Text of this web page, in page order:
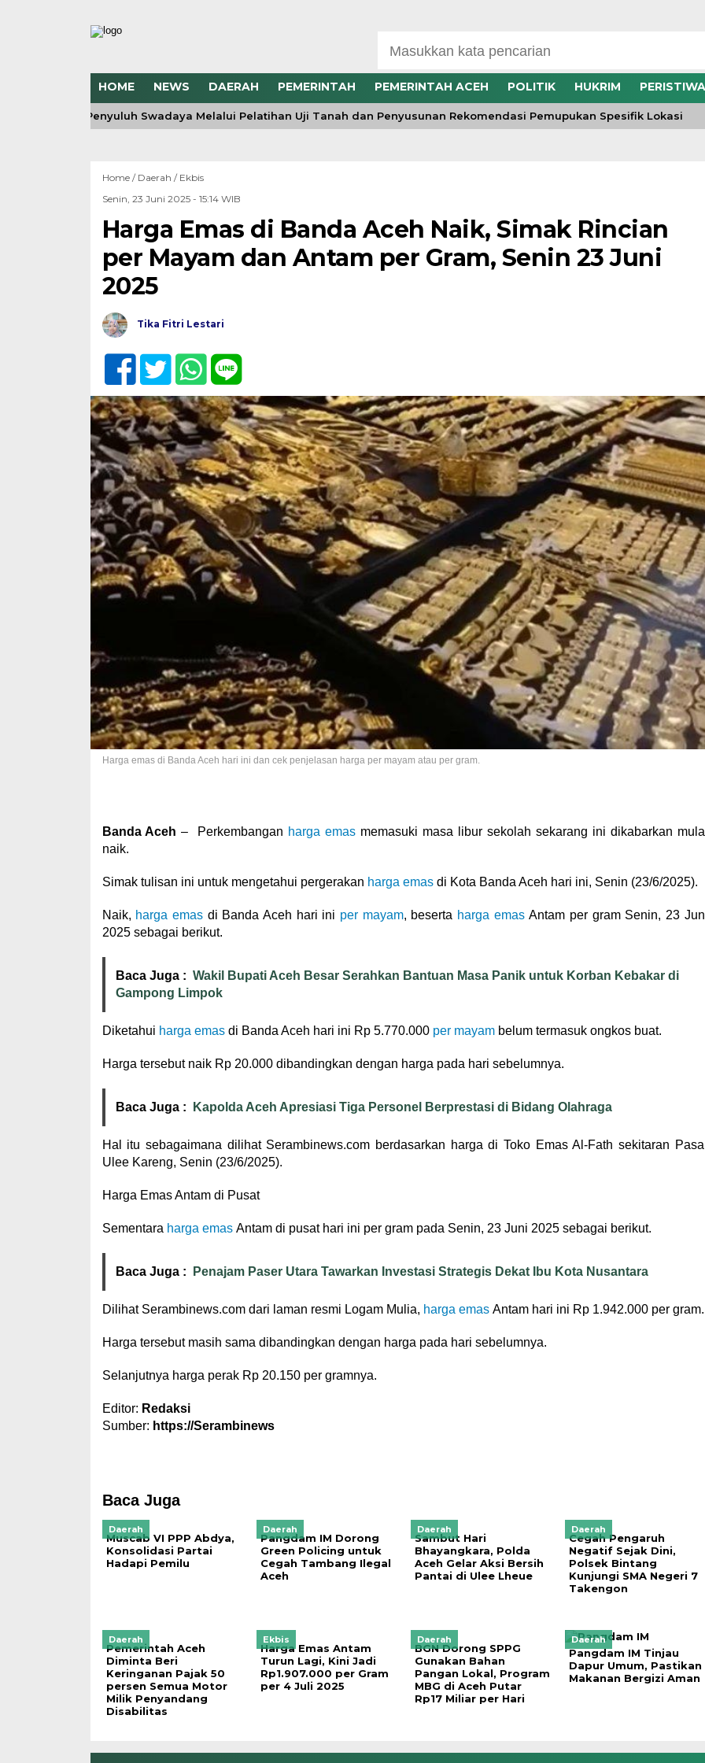
HOME NEWS DAERAH PEMERINTAH PEMERINTAH ACEH POLITIK HUKRIM PERISTIWA
Penyuluh Swadaya Melalui Pelatihan Uji Tanah dan Penyusunan Rekomendasi Pemupukan Spesifik Lokasi
Home / Daerah / Ekbis
Senin, 23 Juni 2025 - 15:14 WIB
Harga Emas di Banda Aceh Naik, Simak Rincian
per Mayam dan Antam per Gram, Senin 23 Juni
2025
Tika Fitri Lestari
Harga emas di Banda Aceh hari ini dan cek penjelasan harga per mayam atau per gram.
Banda Aceh – Perkembangan harga emas memasuki masa libur sekolah sekarang ini dikabarkan
naik.
Simak tulisan ini untuk mengetahui pergerakan harga emasdi Kota Banda Aceh hari ini, Senin (23/6/2025).
Naik, harga emasdi Banda Aceh hari ini per mayam, beserta harga emasAntam per gram Senin, 23
2025 sebagai berikut.
Baca Juga : Wakil Bupati Aceh Besar Serahkan Bantuan Masa Panik untuk Korban Kebakar di
Gampong Limpok
Diketahui harga emasdi Banda Aceh hari ini Rp 5.770.000 per mayambelum termasuk ongkos buat.
Harga tersebut naik Rp 20.000 dibandingkan dengan harga pada hari sebelumnya.
Baca Juga : Kapolda Aceh Apresiasi Tiga Personel Berprestasi di Bidang Olahraga
Hal itu sebagaimana dilihat Serambinews.com berdasarkan harga di Toko Emas Al-Fath sekitaran
Ulee Kareng, Senin (23/6/2025).
Harga Emas Antam di Pusat
Sementara harga emasAntam di pusat hari ini per gram pada Senin, 23 Juni 2025 sebagai berikut.
Baca Juga : Penajam Paser Utara Tawarkan Investasi Strategis Dekat Ibu Kota Nusantara
Dilihat Serambinews.com dari laman resmi Logam Mulia, harga emasAntam hari ini Rp 1.942.000 per gram.
Harga tersebut masih sama dibandingkan dengan harga pada hari sebelumnya.
Selanjutnya harga perak Rp 20.150 per gramnya.
Editor: Redaksi
Sumber: https://Serambinews
Baca Juga
Daerah
Muscab VI PPP Abdya,
Konsolidasi Partai
Hadapi Pemilu
Daerah
Pangdam IM Dorong
Green Policing untuk
Cegah Tambang Ilegal
Aceh
Daerah
Sambut Hari
Bhayangkara, Polda
Aceh Gelar Aksi Bersih
Pantai di Ulee Lheue
Daerah
Cegah Pengaruh
Negatif Sejak Dini,
Polsek Bintang
Kunjungi SMA Negeri 7
Takengon
Daerah
Pemerintah Aceh
Diminta Beri
Keringanan Pajak 50
persen Semua Motor
Milik Penyandang
Disabilitas
Ekbis
Harga Emas Antam
Turun Lagi, Kini Jadi
Rp1.907.000 per Gram
per 4 Juli 2025
Daerah
BGN Dorong SPPG
Gunakan Bahan
Pangan Lokal, Program
MBG di Aceh Putar
Rp17 Miliar per Hari
Daerah
Pangdam IM Tinjau
Dapur Umum, Pastikan
Makanan Bergizi Aman